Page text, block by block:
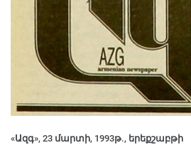
«Ազգ», 23 մարտի, 1993թ., երեքշաբթի